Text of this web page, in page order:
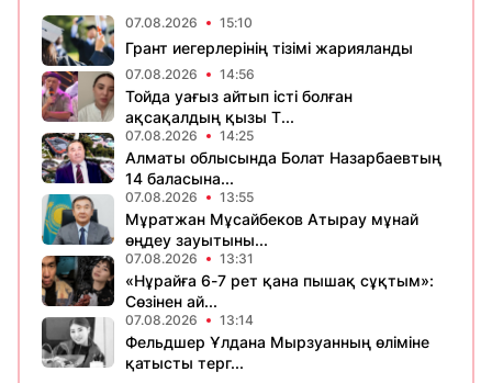
07.08.2026 15:10
Грант иегерлерінің тізімі жарияланды
07.08.2026 14:56
Тойда уағыз айтып істі болған
ақсақалдың қызы Т...
07.08.2026 14:25
Алматы облысында Болат Назарбаевтың
14 баласына...
07.08.2026 13:55
Мұратжан Мұсайбеков Атырау мұнай
өңдеу зауытыны...
07.08.2026 13:31
«Нұрайға 6-7 рет қана пышақ сұқтым»:
Сөзінен ай...
07.08.2026 13:14
Фельдшер Ұлдана Мырзуанның өліміне
қатысты терг...